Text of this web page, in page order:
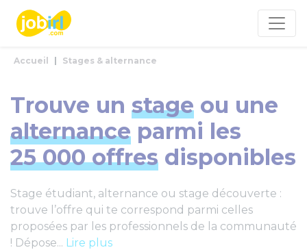
Accueil Stages & alternance
Trouve un stage ou une
alternance parmi les
25 000 offres disponibles
Stage étudiant, alternance ou stage découverte :
trouve l’offre qui te correspond parmi celles
proposées par les professionnels de la communauté
! Dépose... Lire plus
Panneau de gestion des cookies